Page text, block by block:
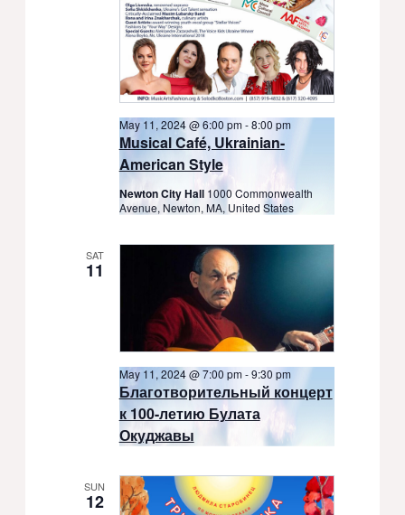
Musical Café, Ukrainian-
American Style
May 11, 2024 @ 6:00 pm-8:00 pm
Newton City Hall 1000 Commonwealth
Avenue, Newton, MA, United States
SAT
11
Благотворительный концерт
к 100-летию Булата
Окуджавы
May 11, 2024 @ 7:00 pm-9:30 pm
SUN
12